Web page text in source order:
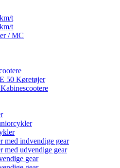
t
t
/ MC
50 Køretøjer
med indvendige gear
med udvendige gear
gear